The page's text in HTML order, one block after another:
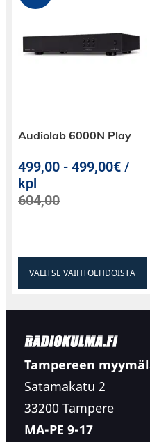
Audiolab 6000N Play
499,00 -499,00€ /
kpl
604,00
VALITSE VAIHTOEHDOISTA
Tampereen
Satamakatu 2
33200 Tampere
MA-PE 9-17